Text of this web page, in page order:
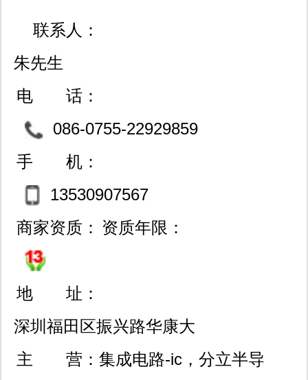
联系人：
朱先生
电 话：
086-0755-22929859
手 机：
13530907567
商家资质： 资质年限：
地 址：
深圳福田区振兴路华康大
厦2栋211
主 营： 集成电路-ic，分立半导